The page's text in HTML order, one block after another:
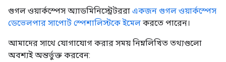
গুগল ওয়ার্কস্পেস অ্যাডমিনিস্ট্রেটররা একজন গুগল ওয়ার্কস্পেস
ডেভেলপার সাপোর্ট স্পেশালিস্টকে ইমেল করতে পারেন।
আমাদের সাথে যোগাযোগ করার সময় নিম্নলিখিত তথ্যগুলো
অবশ্যই অন্তর্ভুক্ত করবেন: